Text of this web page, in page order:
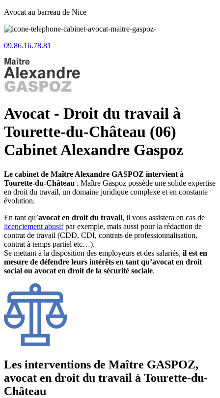
Avocat au barreau de Nice
09.86.16.78.81
Avocat - Droit du travail à
Tourette-du-Château (06)
Cabinet Alexandre Gaspoz
Le cabinet de Maître Alexandre GASPOZ intervient à
Tourette-du-Château . Maître Gaspoz possède une solide expertise
en droit du travail, un domaine juridique complexe et en constante
évolution.
En tant qu’avocat en droit du travail, il vous assistera en cas de
licenciement abusifpar exemple, mais aussi pour la rédaction de
contrat de travail (CDD, CDI, contrats de professionnalisation,
contrat à temps partiel etc…).
Se mettant à la disposition des employeurs et des salariés, il est en
mesure de défendre leurs intérêts en tant qu’avocat en droit
social ou avocat en droit de la sécurité sociale.
Les interventions de Maître GASPOZ,
avocat en droit du travail à Tourette-du-
Château